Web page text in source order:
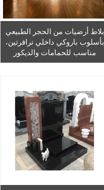
بلاط أرضيات من الحجر الطبيعي
بأسلوب باروكي داخلي ترافرتين،
مناسب للحمامات والديكور
الخارجي بتصميم عصري